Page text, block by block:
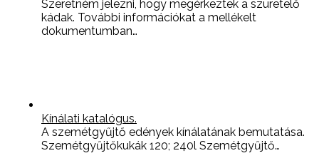
Szeretném jelezni, hogy megérkeztek a szüretelő
kádak. További információkat a mellékelt
dokumentumban…
Kínálati katalógus.
A szemétgyűjtő edények kínálatának bemutatása.
Szemétgyűjtőkukák 120; 240l Szemétgyűjtő…